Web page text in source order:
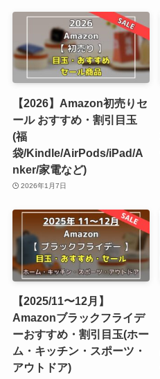
【2026】Amazon初売りセ
ール おすすめ・割引目玉
(福
袋/Kindle/AirPods/iPad/A
nker/家電など)
2026年1月7日
【2025/11〜12月】
Amazonブラックフライデ
ーおすすめ・割引目玉(ホー
ム・キッチン・スポーツ・
アウトドア)